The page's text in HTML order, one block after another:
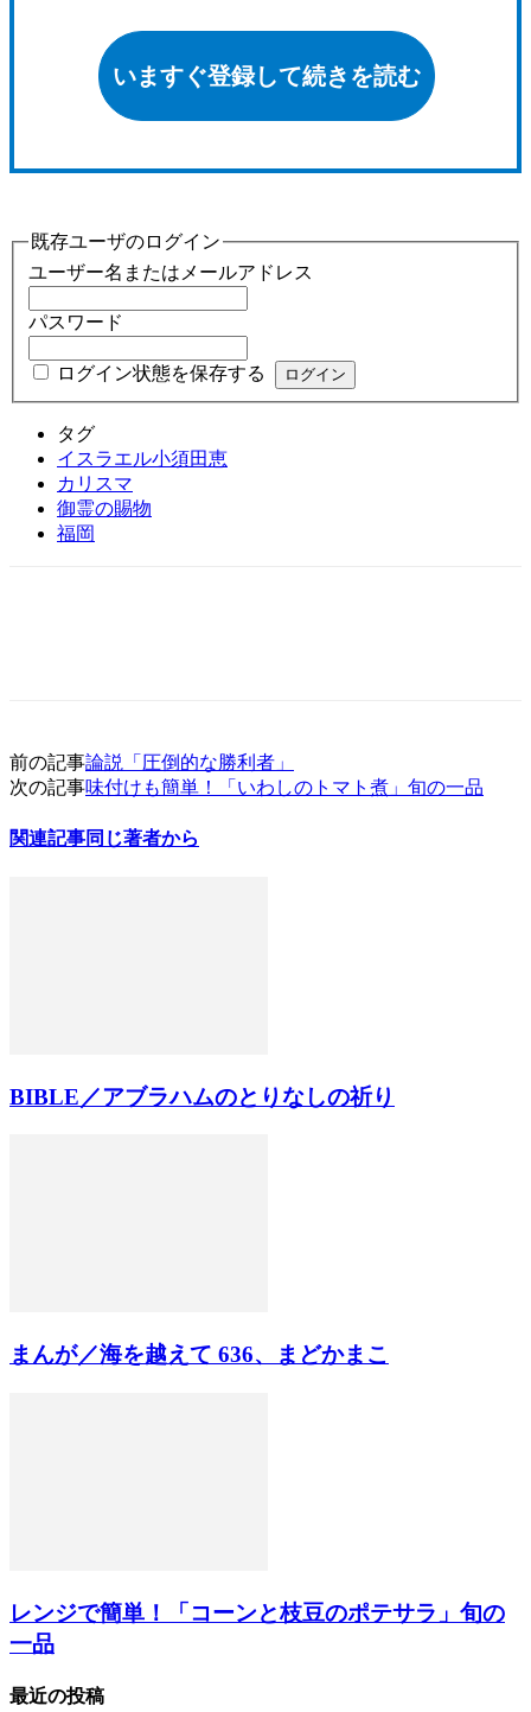
いますぐ登録して続きを読む
既存ユーザのログイン
ユーザー名またはメールアドレス
パスワード
ログイン状態を保存する
タグ
イスラエル小須田恵
カリスマ
御霊の賜物
福岡
前の記事論説「圧倒的な勝利者」
次の記事味付けも簡単！「いわしのトマト煮」旬の一品
関連記事同じ著者から
BIBLE／アブラハムのとりなしの祈り
まんが／海を越えて 636、まどかまこ
レンジで簡単！「コーンと枝豆のポテサラ」旬の
一品
最近の投稿